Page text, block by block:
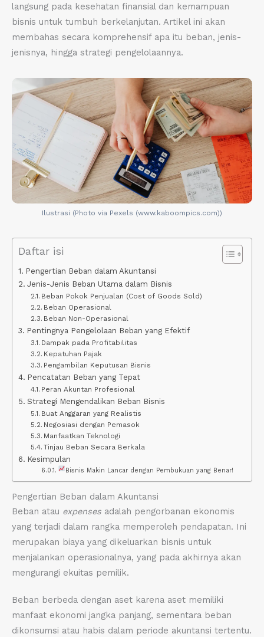
langsung pada kesehatan finansial dan kemampuan
bisnis untuk tumbuh berkelanjutan. Artikel ini akan
membahas secara komprehensif apa itu beban, jenis-
jenisnya, hingga strategi pengelolaannya.
Ilustrasi (Photo via Pexels (www.kaboompics.com))
Daftar isi
Pengertian Beban dalam Akuntansi
Jenis-Jenis Beban Utama dalam Bisnis
Beban Pokok Penjualan (Cost of Goods Sold)
Beban Operasional
Beban Non-Operasional
Pentingnya Pengelolaan Beban yang Efektif
Dampak pada Profitabilitas
Kepatuhan Pajak
Pengambilan Keputusan Bisnis
Pencatatan Beban yang Tepat
Peran Akuntan Profesional
Strategi Mengendalikan Beban Bisnis
Buat Anggaran yang Realistis
Negosiasi dengan Pemasok
Manfaatkan Teknologi
Tinjau Beban Secara Berkala
Kesimpulan
Bisnis Makin Lancar dengan Pembukuan yang Benar!
Pengertian Beban dalam Akuntansi
Beban atau expenses adalah pengorbanan ekonomis
yang terjadi dalam rangka memperoleh pendapatan. Ini
merupakan biaya yang dikeluarkan bisnis untuk
menjalankan operasionalnya, yang pada akhirnya akan
mengurangi ekuitas pemilik.
Beban berbeda dengan aset karena aset memiliki
manfaat ekonomi jangka panjang, sementara beban
dikonsumsi atau habis dalam periode akuntansi tertentu.